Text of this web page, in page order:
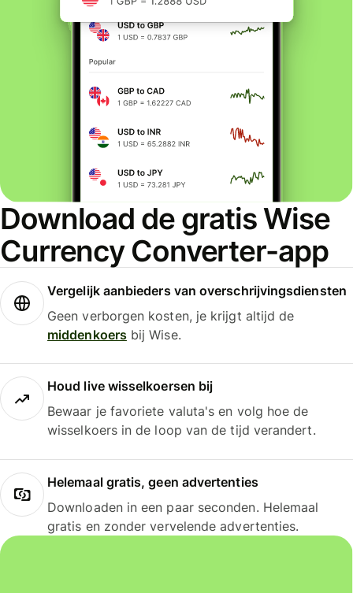
Download de gratis Wise
Currency Converter-app
Vergelijk aanbieders van overschrijvingsdiensten
Geen verborgen kosten, je krijgt altijd de
middenkoersbij Wise.
Houd live wisselkoersen bij
Bewaar je favoriete valuta's en volg hoe de
wisselkoers in de loop van de tijd verandert.
Helemaal gratis, geen advertenties
Downloaden in een paar seconden. Helemaal
gratis en zonder vervelende advertenties.